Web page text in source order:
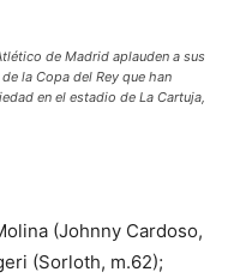
de Madrid aplauden a sus
la Copa del Rey que han
en el estadio de La Cartuja,
(Johnny Cardoso,
(Sorloth, m.62);